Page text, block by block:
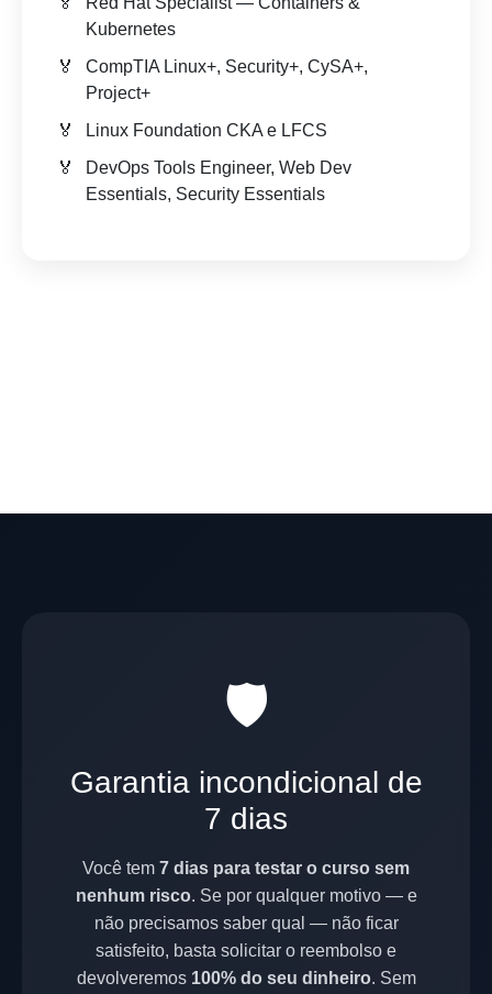
Kubernetes
CompTIA Linux+, Security+, CySA+,
Project+
Linux Foundation CKA e LFCS
DevOps Tools Engineer, Web Dev
Essentials, Security Essentials
🛡️
Garantia incondicional de
7 dias
Você tem 7 dias para testar o curso sem
nenhum risco. Se por qualquer motivo — e
não precisamos saber qual — não ficar
satisfeito, basta solicitar o reembolso e
devolveremos 100% do seu dinheiro. Sem